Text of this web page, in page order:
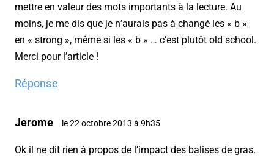
mettre en valeur des mots importants à la lecture. Au
moins, je me dis que je n’aurais pas à changé les « b »
en « strong », même si les « b » … c’est plutôt old school.
Merci pour l’article !
Réponse
Jerome le 22 octobre 2013 à 9h35
Ok il ne dit rien à propos de l’impact des balises de gras.